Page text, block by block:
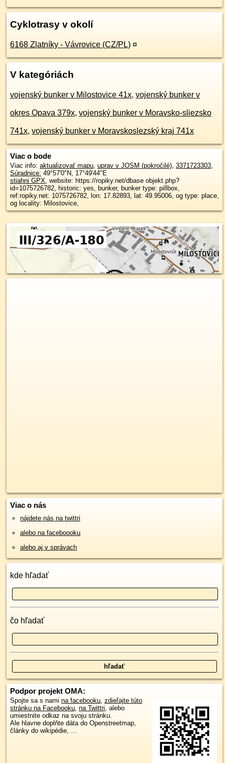
Cyklotrasy v okolí
6168 Zlatníky - Vávrovice (CZ/PL) ¤
V kategóriách
vojenský bunker v Milostovice 41x, vojenský bunker v
okres Opava 379x, vojenský bunker v Moravsko-sliezsko
741x, vojenský bunker v Moravskoslezský kraj 741x
Viac o bode
Viac info: aktualizovať mapu, uprav v JOSM (pokročilé), 3371723303,
Súradnice: 49°57'0"N, 17°49'44"E
stiahni GPX, website: https://ropiky.net/dbase objekt.php?
id=1075726782, historic: yes, bunker, bunker type: pillbox,
ref:ropiky.net: 1075726782, lon: 17.82893, lat: 49.95006, og type: place,
og locality: Milostovice,
Viac o nás
nájdete nás na twittri
alebo na faceboooku
alebo aj v správach
kde hľadať
čo hľadať
Podpor projekt OMA:
Spojte sa s nami na facebooku, zdieľajte túto
stránku na Facebooku, na Twittri, alebo
umiestnite odkaz na svoju stránku.
Ale hlavne doplňte dáta do Openstreetmap,
články do wikipédie, ...